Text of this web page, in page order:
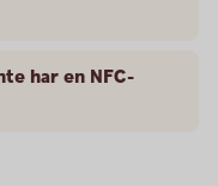
har en NFC-